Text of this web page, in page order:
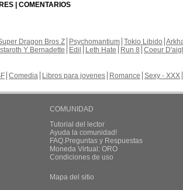
| COMENTARIOS
Dragon Bros Z Psychomantium Tokio Libido
Y Bernadette Edil Leth Hate Run 8 Coeur
Comedia Libros para jovenes Romance Sexy - XXX
COMUNIDAD
Tutorial del lector
Ayuda la comunidad!
FAQ.Preguntas y Respuestas
Moneda Virtual: ORO
Condiciones de uso
Mapa del sitio